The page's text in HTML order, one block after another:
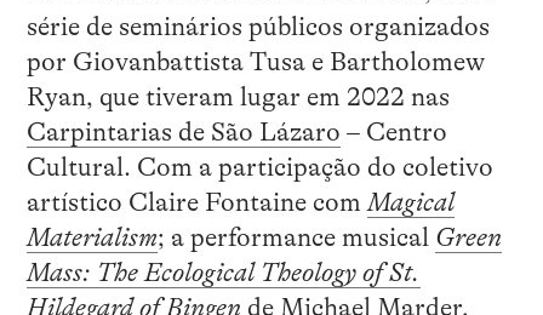
série de seminários públicos organizados
por Giovanbattista Tusa e Bartholomew
Ryan, que tiveram lugar em 2022 nas
Carpintarias de São Lázaro – Centro
Cultural. Com a participação do coletivo
artístico Claire Fontaine comMagical
Materialism; a performance musical Green
Mass: The Ecological Theology of St.
Hildegard of Bingen de Michael Marder,